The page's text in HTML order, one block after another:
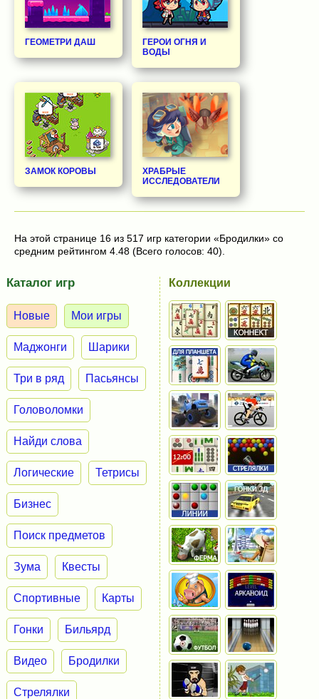
ГЕОМЕТРИ ДАШ
ГЕРОИ ОГНЯ И
ВОДЫ
ЗАМОК КОРОВЫ
ХРАБРЫЕ
ИССЛЕДОВАТЕЛИ
На этой странице 16 из 517 игр категории «Бродилки» со
средним рейтингом 4.48 (Всего голосов: 40).
Каталог игр
Новые Мои игры
Маджонги Шарики
Три в ряд Пасьянсы
Головоломки
Найди слова
Логические Тетрисы
Бизнес
Поиск предметов
Зума Квесты
Спортивные Карты
Гонки Бильярд
Видео Бродилки
Стрелялки
Коллекции